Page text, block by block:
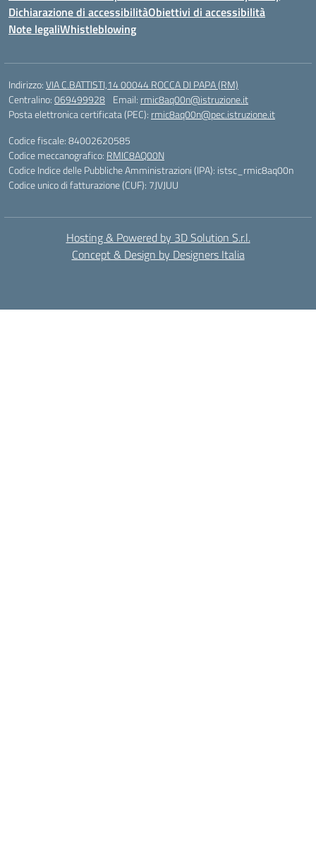
Dichiarazione di accessibilitàObiettivi di accessibilità
Note legaliWhistleblowing
Indirizzo:VIA C.BATTISTI,14 00044 ROCCA DI PAPA (RM)
Centralino:069499928 Email: rmic8aq00n@istruzione.it
Posta elettronica certificata (PEC): rmic8aq00n@pec.istruzione.it
Codice fiscale: 84002620585
Codice meccanografico: RMIC8AQ00N
Codice Indice delle Pubbliche Amministrazioni (IPA): istsc_rmic8aq00n
Codice unico di fatturazione (CUF): 7JVJUU
Hosting & Powered by 3D Solution S.r.l.
Concept & Design by Designers Italia